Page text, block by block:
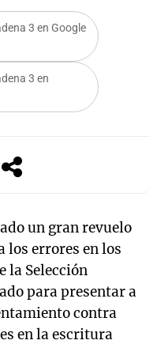
3 en Google
3 en
un gran revuelo
los errores en los
la Selección
para presentar a
contra
en la escritura